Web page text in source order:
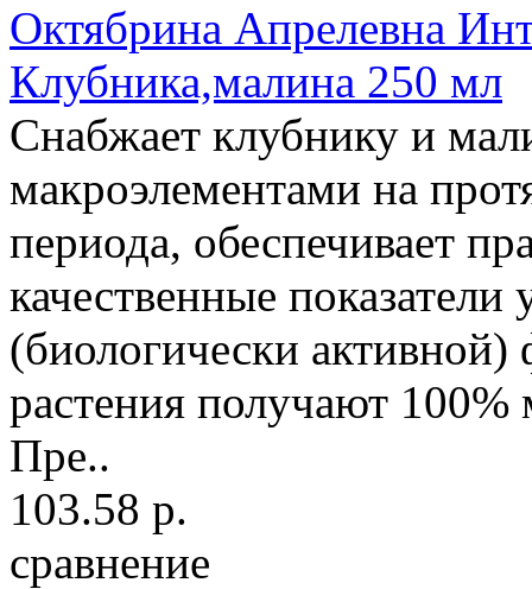
Октябрина Апрелевна
Клубника,малина 250 мл
Снабжает клубнику и
макроэлементами на
периода, обеспечивает
качественные
(биологически
растения получают
Пре..
103.58 р.
сравнение